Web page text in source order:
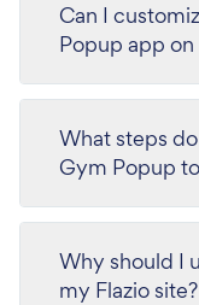
Can I
Popup app
What steps
Gym Popup
Why should I
my Flazio site?